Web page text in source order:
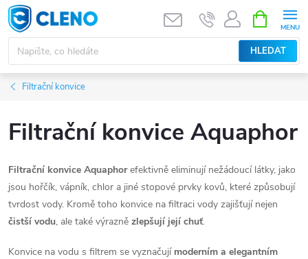
Přejít
na
obsah
HLEDAT
NÁKUPNÍ
KOŠÍK
Filtrační konvice
Filtrační konvice Aquaphor
Filtrační konvice Aquaphorefektivně eliminují nežádoucí látky, jako
jsou hořčík, vápník, chlor a jiné stopové prvky kovů, které způsobují
tvrdost vody. Kromě toho konvice na filtraci vody zajišťují nejen
čistší vodu, ale také výrazně zlepšují její chuť.
Konvice na vodu s filtrem se vyznačují moderním a elegantním